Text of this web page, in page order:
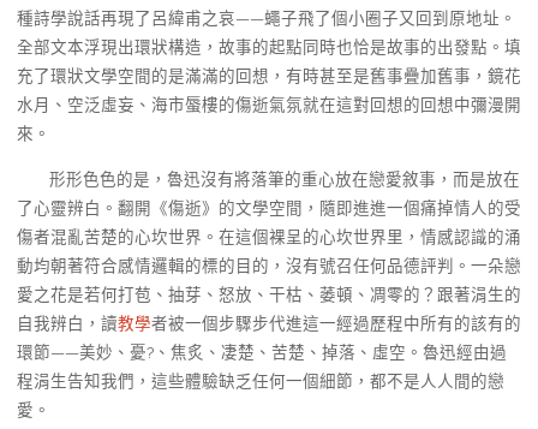
種詩學說話再現了呂緯甫之哀——蠅子飛了個小圈子又回到原地址。
全部文本浮現出環狀構造，故事的起點同時也恰是故事的出發點。填
充了環狀文學空間的是滿滿的回想，有時甚至是舊事疊加舊事，鏡花
水月、空泛虛妄、海市蜃樓的傷逝氣氛就在這對回想的回想中彌漫開
來。
形形色色的是，魯迅沒有將落筆的重心放在戀愛敘事，而是放在
了心靈辨白。翻開《傷逝》的文學空間，隨即進進一個痛掉情人的受
傷者混亂苦楚的心坎世界。在這個裸呈的心坎世界里，情感認識的涌
動均朝著符合感情邏輯的標的目的，沒有號召任何品德評判。一朵戀
愛之花是若何打苞、抽芽、怒放、干枯、萎頓、凋零的？跟著涓生的
自我辨白，讀教學者被一個步驟步代進這一經過歷程中所有的該有的
環節——美妙、憂?、焦炙、凄楚、苦楚、掉落、虛空。魯迅經由過
程涓生告知我們，這些體驗缺乏任何一個細節，都不是人人間的戀
愛。